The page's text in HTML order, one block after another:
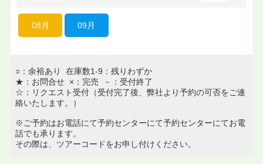
08月 09月
○：余裕あり 在庫数1-9：残りわずか
★：お問合せ ×：完売 －：受付終了
☆：リクエスト受付（受付完了後、弊社より予約の可否をご連
絡いたします。）
※ご予約はお電話にて予約センターにて予約センターにてお電
話でも承ります。
その際は、ツアーコードをお申し付けください。